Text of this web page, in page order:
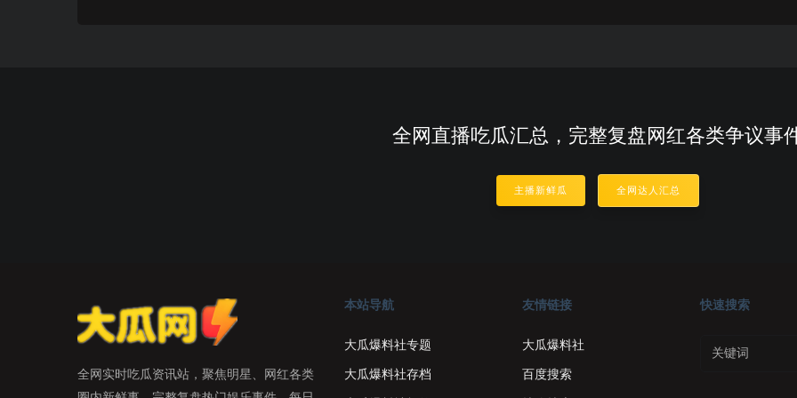
全网直播吃瓜汇总，完整复盘网红各类争议事
主播新鲜瓜 全网达人汇总
全网实时吃瓜资讯站，聚焦明星、网红各类
本站导航
大瓜爆料社专题
大瓜爆料社存档
友情链接
大瓜爆料社
百度搜索
快速搜索